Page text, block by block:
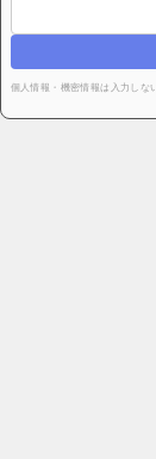
個人情報・機密情報は入力しな